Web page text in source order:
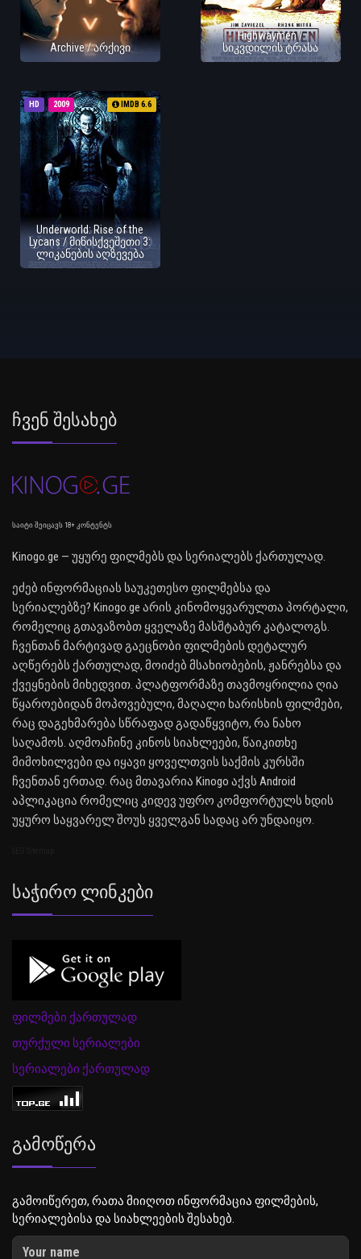
Archive / არქივი
Highwaymen /
სიკვდილის ტრასა
HD 2009 IMDB 6.6
Underworld: Rise of the
Lycans / მიწისქვეშეთი 3:
ლიკანების აღზევება
Ჩვენ Შესახებ
საიტი შეიცავს 18+ კონტენტს
Kinogo.ge — უყურე ფილმებს და სერიალებს ქართულად.
ეძებ ინფორმაციას საუკეთესო ფილმებსა და
სერიალებზე? Kinogo.ge არის კინომოყვარულთა პორტალი,
რომელიც გთავაზობთ ყველაზე მასშტაბურ კატალოგს.
ჩვენთან მარტივად გაეცნობი ფილმების დეტალურ
აღწერებს ქართულად, მოიძებ მსახიობების, ჟანრებსა და
ქვეყნების მიხედვით. პლატფორმაზე თავმოყრილია ღია
წყაროებიდან მოპოვებული, მაღალი ხარისხის ფილმები,
რაც დაგეხმარება სწრაფად გადაწყვიტო, რა ნახო
საღამოს. აღმოაჩინე კინოს სიახლეები, წაიკითხე
მიმოხილვები და იყავი ყოველთვის საქმის კურსში
ჩვენთან ერთად. რაც მთავარია Kinogo აქვს Android
აპლიკაცია რომელიც კიდევ უფრო კომფორტულს ხდის
უყურო საყვარელ შოუს ყველგან სადაც არ უნდაიყო.
Საჭირო Ლინკები
ფილმები ქართულად
თურქული სერიალები
სერიალები ქართულად
Გამოწერა
გამოიწერეთ, რათა მიიღოთ ინფორმაცია ფილმების,
სერიალებისა და სიახლეების შესახებ.